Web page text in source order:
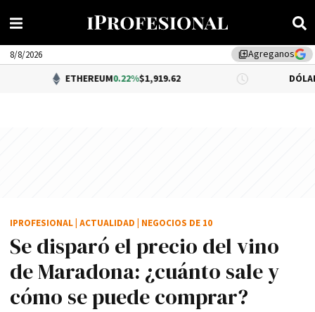
library_addAgreganos
8/8/2026
ETHEREUM0.22%$1,919.62 DÓLAR BNA
Se disparó el precio del vino
de Maradona: ¿cuánto sale y
cómo se puede comprar?
IPROFESIONAL ACTUALIDAD NEGOCIOS DE 10